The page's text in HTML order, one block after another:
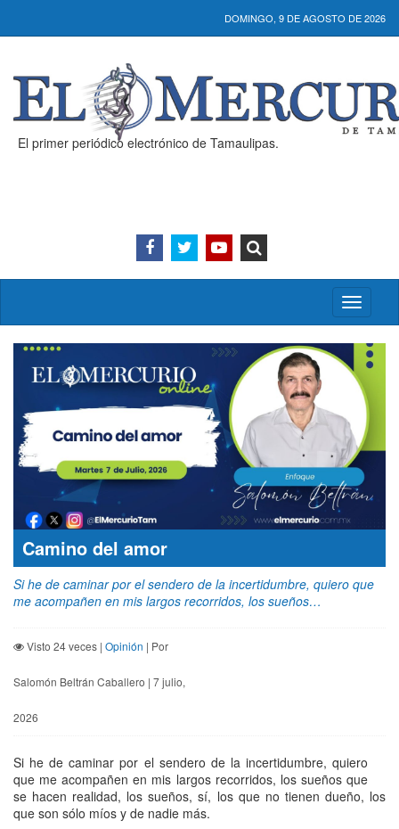
DOMINGO, 9 DE AGOSTO DE 2026
El primer periódico electrónico de Tamaulipas.
Activar/
menú
Camino del amor
Si he de caminar por el sendero de la incertidumbre, quiero que
me acompañen en mis largos recorridos, los sueños…
Visto 24 veces | Opinión | Por
Salomón Beltrán Caballero | 7 julio,
2026
Si he de caminar por el sendero de la incertidumbre, quiero
que me acompañen en mis largos recorridos, los sueños que
se hacen realidad, los sueños, sí, los que no tienen dueño, los
que son sólo míos y de nadie más.